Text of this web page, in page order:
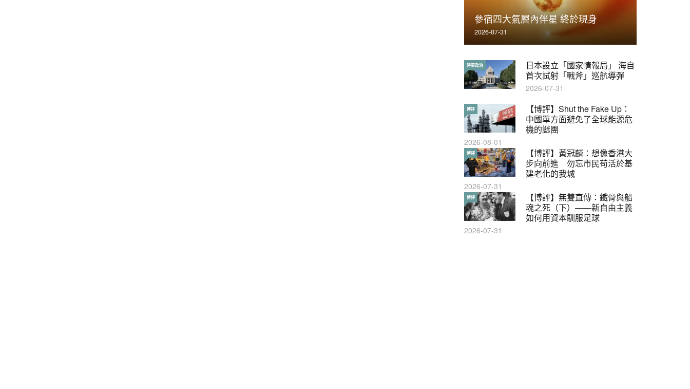
參宿四大氣層內伴星 終於現身
2026-07-31
日本設立「國家情報局」 海自
首次試射「戰斧」巡航導彈
時事政治
2026-07-31
【博評】Shut the Fake Up：
中國單方面避免了全球能源危
機的謎團
博評
2026-08-01
【博評】黃冠麟：想像香港大
步向前進 勿忘市民苟活於基
建老化的我城
博評
2026-07-31
【博評】無雙直傳：鐵骨與船
魂之死（下）——新自由主義
如何用資本馴服足球
博評
2026-07-31
荃灣反黑組「砌生豬肉」砌錯O記臥
底4警員被控
2019-11-01
【輕百科】被抽中當陪審員能
拒絕嗎？
輕百科
2017-10-17
【輕盤點】集會遊行陸續有
來？一文盡覽8月示威活動
輕盤點
2019-08-30
本港保護兒童法例雜亂互相矛
盾家長易墮法網
特稿
2019-05-21
【輕百科】甚麼按摩院要領
牌？顧客涉及刑責嗎？
輕百科
2021-05-13